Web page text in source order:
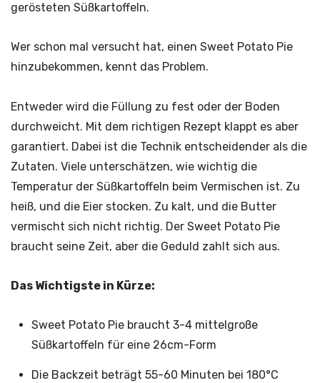
gerösteten Süßkartoffeln.
Wer schon mal versucht hat, einen Sweet Potato Pie
hinzubekommen, kennt das Problem.
Entweder wird die Füllung zu fest oder der Boden
durchweicht. Mit dem richtigen Rezept klappt es aber
garantiert. Dabei ist die Technik entscheidender als die
Zutaten. Viele unterschätzen, wie wichtig die
Temperatur der Süßkartoffeln beim Vermischen ist. Zu
heiß, und die Eier stocken. Zu kalt, und die Butter
vermischt sich nicht richtig. Der Sweet Potato Pie
braucht seine Zeit, aber die Geduld zahlt sich aus.
Das Wichtigste in Kürze:
Sweet Potato Pie braucht 3-4 mittelgroße
Süßkartoffeln für eine 26cm-Form
Die Backzeit beträgt 55-60 Minuten bei 180°C